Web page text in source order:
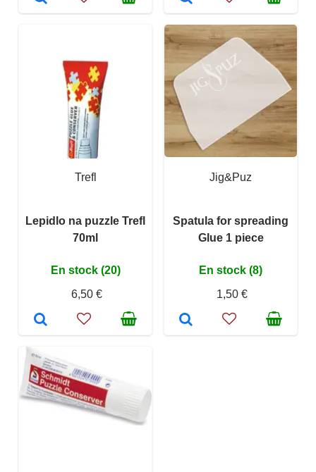
Trefl
Lepidlo na puzzle Trefl
70ml
En stock (20)
6,50 €
Jig&Puz
Spatula for spreading
Glue 1 piece
En stock (8)
1,50 €